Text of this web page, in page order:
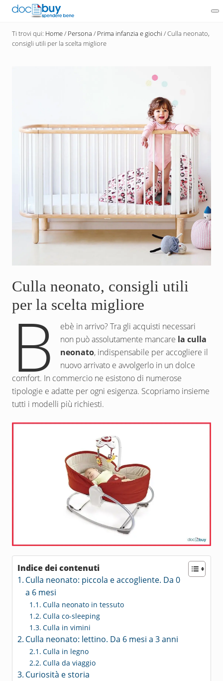
Menu
Passa
contenuto
principale
un
acquirente
Ti trovi qui: Home/ Persona / Prima infanzia e giochi /Culla neonato,
consigli utili per la scelta migliore
Culla neonato, consigli utili
per la scelta migliore
B
ebè in arrivo? Tra gli acquisti necessari
non può assolutamente mancare la culla
neonato, indispensabile per accogliere il
nuovo arrivato e avvolgerlo in un dolce
comfort. In commercio ne esistono di numerose
tipologie e adatte per ogni esigenza. Scopriamo insieme
tutti i modelli più richiesti.
Indice dei contenuti
Culla neonato: piccola e accogliente. Da 0
a 6 mesi
Culla neonato in tessuto
Culla co-sleeping
Culla in vimini
Culla neonato: lettino. Da 6 mesi a 3 anni
Culla in legno
Culla da viaggio
Curiosità e storia